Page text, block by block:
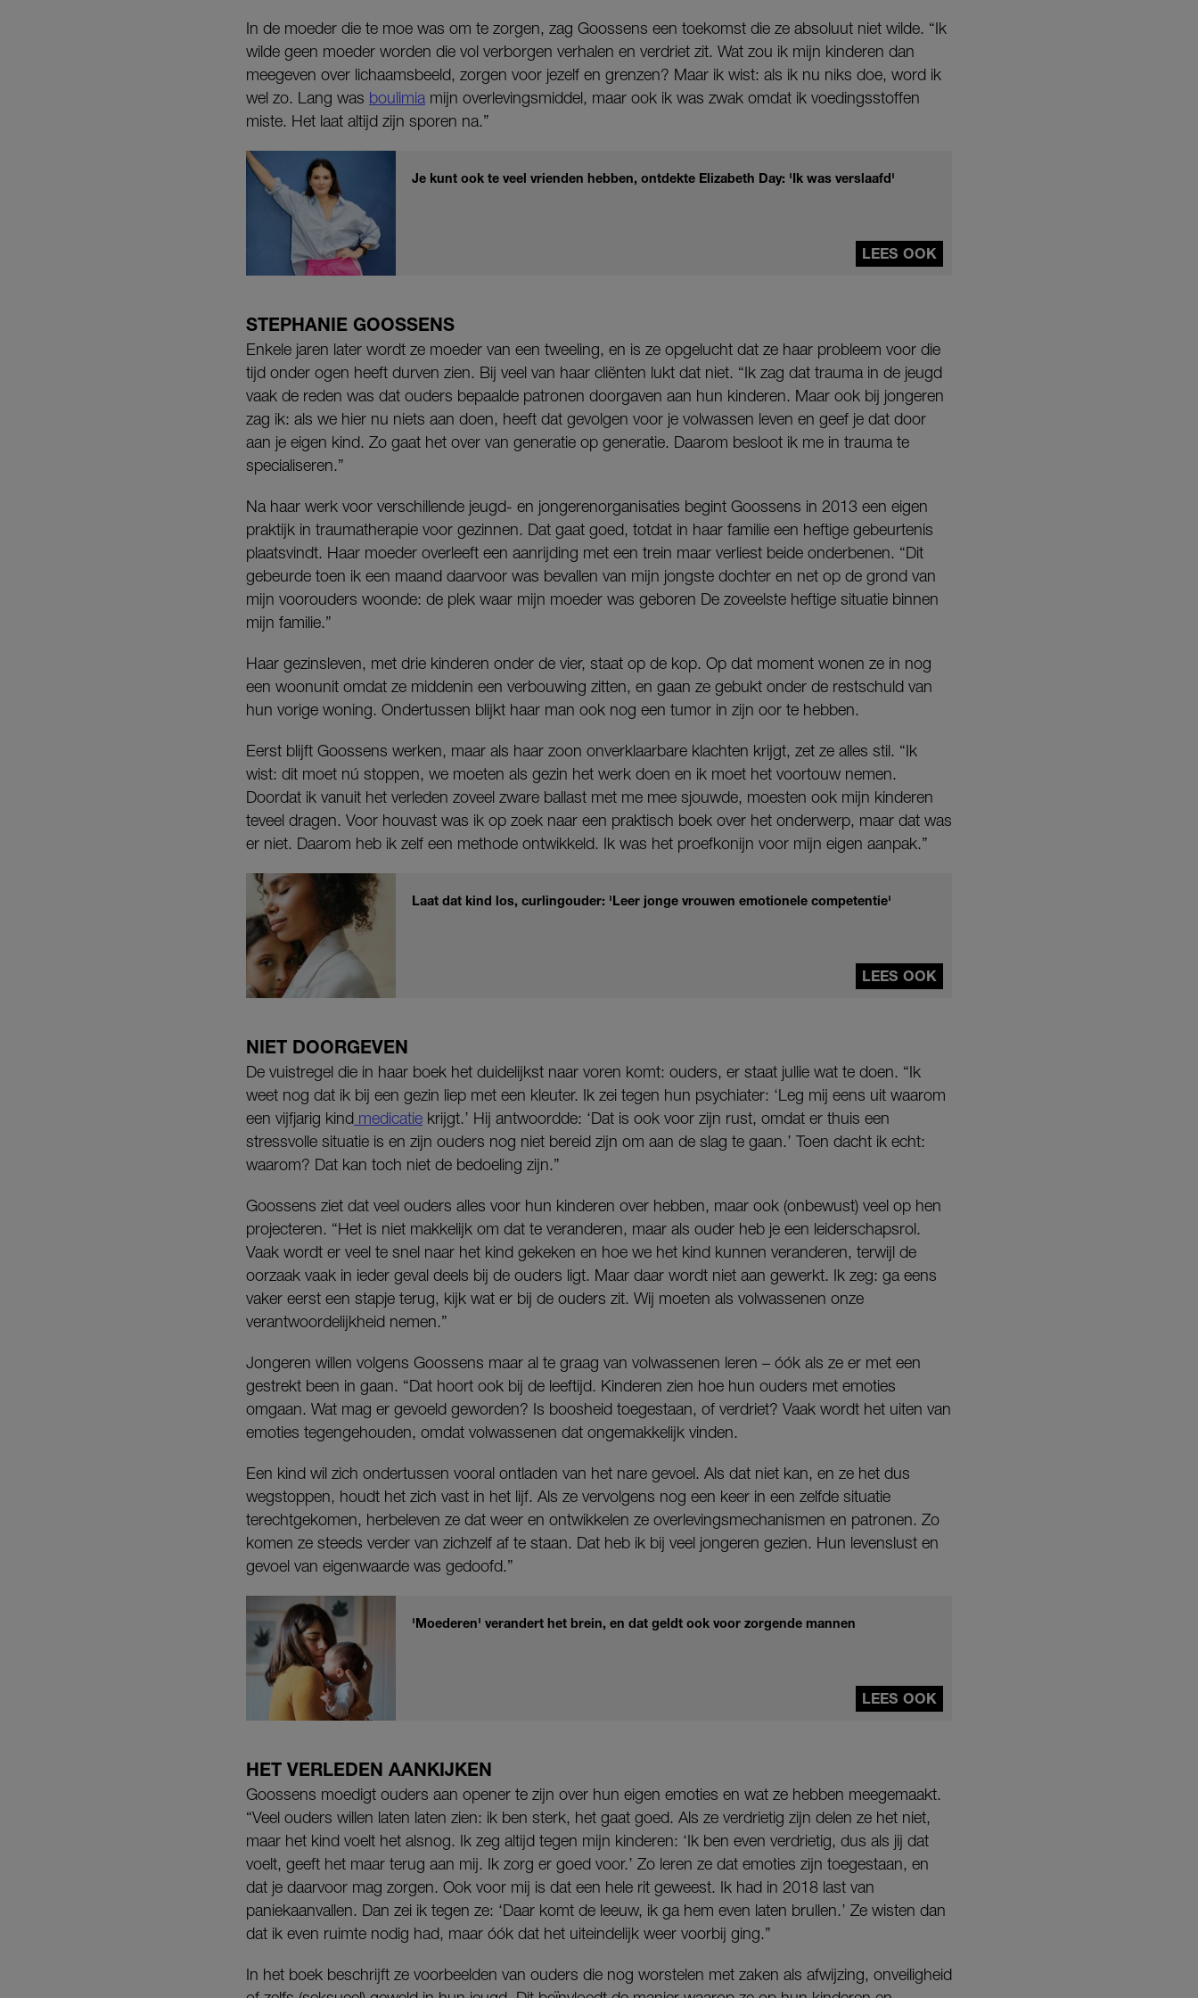
In de moeder die te moe was om te zorgen, zag Goossens een toekomst die ze absoluut niet wilde. “Ik
wilde geen moeder worden die vol verborgen verhalen en verdriet zit. Wat zou ik mijn kinderen dan
meegeven over lichaamsbeeld, zorgen voor jezelf en grenzen? Maar ik wist: als ik nu niks doe, word ik
wel zo. Lang was boulimia mijn overlevingsmiddel, maar ook ik was zwak omdat ik voedingsstoffen
miste. Het laat altijd zijn sporen na.”
Je kunt ook te veel vrienden hebben, ontdekte Elizabeth Day: 'Ik was verslaafd'
LEES OOK
STEPHANIE GOOSSENS
Enkele jaren later wordt ze moeder van een tweeling, en is ze opgelucht dat ze haar probleem voor die
tijd onder ogen heeft durven zien. Bij veel van haar cliënten lukt dat niet. “Ik zag dat trauma in de jeugd
vaak de reden was dat ouders bepaalde patronen doorgaven aan hun kinderen. Maar ook bij jongeren
zag ik: als we hier nu niets aan doen, heeft dat gevolgen voor je volwassen leven en geef je dat door
aan je eigen kind. Zo gaat het over van generatie op generatie. Daarom besloot ik me in trauma te
specialiseren.”
Na haar werk voor verschillende jeugd- en jongerenorganisaties begint Goossens in 2013 een eigen
praktijk in traumatherapie voor gezinnen. Dat gaat goed, totdat in haar familie een heftige gebeurtenis
plaatsvindt. Haar moeder overleeft een aanrijding met een trein maar verliest beide onderbenen. “Dit
gebeurde toen ik een maand daarvoor was bevallen van mijn jongste dochter en net op de grond van
mijn voorouders woonde: de plek waar mijn moeder was geboren De zoveelste heftige situatie binnen
mijn familie.”
Haar gezinsleven, met drie kinderen onder de vier, staat op de kop. Op dat moment wonen ze in nog
een woonunit omdat ze middenin een verbouwing zitten, en gaan ze gebukt onder de restschuld van
hun vorige woning. Ondertussen blijkt haar man ook nog een tumor in zijn oor te hebben.
Eerst blijft Goossens werken, maar als haar zoon onverklaarbare klachten krijgt, zet ze alles stil. “Ik
wist: dit moet nú stoppen, we moeten als gezin het werk doen en ik moet het voortouw nemen.
Doordat ik vanuit het verleden zoveel zware ballast met me mee sjouwde, moesten ook mijn kinderen
teveel dragen. Voor houvast was ik op zoek naar een praktisch boek over het onderwerp, maar dat was
er niet. Daarom heb ik zelf een methode ontwikkeld. Ik was het proefkonijn voor mijn eigen aanpak.”
Laat dat kind los, curlingouder: 'Leer jonge vrouwen emotionele competentie'
LEES OOK
NIET DOORGEVEN
De vuistregel die in haar boek het duidelijkst naar voren komt: ouders, er staat jullie wat te doen. “Ik
weet nog dat ik bij een gezin liep met een kleuter. Ik zei tegen hun psychiater: ‘Leg mij eens uit waarom
een vijfjarig kind medicatie krijgt.’ Hij antwoordde: ‘Dat is ook voor zijn rust, omdat er thuis een
stressvolle situatie is en zijn ouders nog niet bereid zijn om aan de slag te gaan.’ Toen dacht ik echt:
waarom? Dat kan toch niet de bedoeling zijn.”
Goossens ziet dat veel ouders alles voor hun kinderen over hebben, maar ook (onbewust) veel op hen
projecteren. “Het is niet makkelijk om dat te veranderen, maar als ouder heb je een leiderschapsrol.
Vaak wordt er veel te snel naar het kind gekeken en hoe we het kind kunnen veranderen, terwijl de
oorzaak vaak in ieder geval deels bij de ouders ligt. Maar daar wordt niet aan gewerkt. Ik zeg: ga eens
vaker eerst een stapje terug, kijk wat er bij de ouders zit. Wij moeten als volwassenen onze
verantwoordelijkheid nemen.”
Jongeren willen volgens Goossens maar al te graag van volwassenen leren – óók als ze er met een
gestrekt been in gaan. “Dat hoort ook bij de leeftijd. Kinderen zien hoe hun ouders met emoties
omgaan. Wat mag er gevoeld geworden? Is boosheid toegestaan, of verdriet? Vaak wordt het uiten van
emoties tegengehouden, omdat volwassenen dat ongemakkelijk vinden.
Een kind wil zich ondertussen vooral ontladen van het nare gevoel. Als dat niet kan, en ze het dus
wegstoppen, houdt het zich vast in het lijf. Als ze vervolgens nog een keer in een zelfde situatie
terechtgekomen, herbeleven ze dat weer en ontwikkelen ze overlevingsmechanismen en patronen. Zo
komen ze steeds verder van zichzelf af te staan. Dat heb ik bij veel jongeren gezien. Hun levenslust en
gevoel van eigenwaarde was gedoofd.”
'Moederen' verandert het brein, en dat geldt ook voor zorgende mannen
LEES OOK
HET VERLEDEN AANKIJKEN
Goossens moedigt ouders aan opener te zijn over hun eigen emoties en wat ze hebben meegemaakt.
“Veel ouders willen laten laten zien: ik ben sterk, het gaat goed. Als ze verdrietig zijn delen ze het niet,
maar het kind voelt het alsnog. Ik zeg altijd tegen mijn kinderen: ‘Ik ben even verdrietig, dus als jij dat
voelt, geeft het maar terug aan mij. Ik zorg er goed voor.’ Zo leren ze dat emoties zijn toegestaan, en
dat je daarvoor mag zorgen. Ook voor mij is dat een hele rit geweest. Ik had in 2018 last van
paniekaanvallen. Dan zei ik tegen ze: ‘Daar komt de leeuw, ik ga hem even laten brullen.’ Ze wisten dan
dat ik even ruimte nodig had, maar óók dat het uiteindelijk weer voorbij ging.”
In het boek beschrijft ze voorbeelden van ouders die nog worstelen met zaken als afwijzing, onveiligheid